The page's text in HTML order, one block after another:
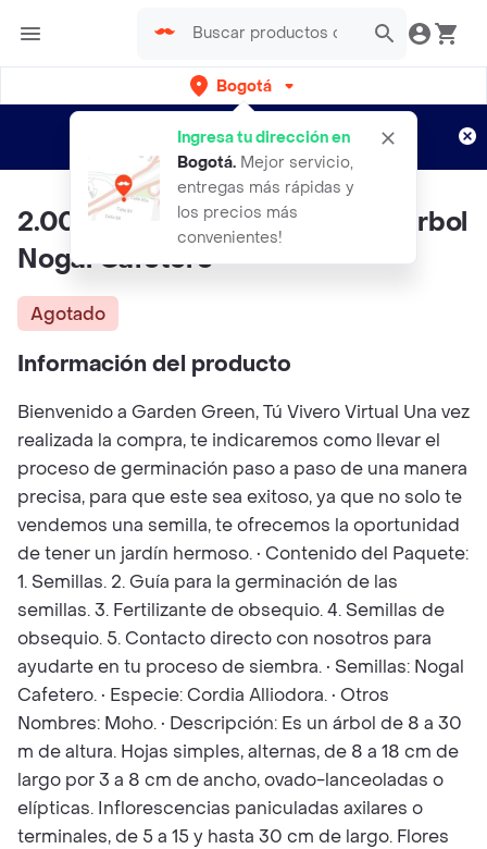
Bogotá
Ingresa tu dirección en
Bogotá. Mejor servicio,
entregas más rápidas y
los precios más
convenientes!
envíos gratis por semanas
Aplican TyC
2.000 Semillas Orgánicas De Árbol
Nogal Cafetero
Agotado
Información del producto
Bienvenido a Garden Green, Tú Vivero Virtual Una vez
realizada la compra, te indicaremos como llevar el
proceso de germinación paso a paso de una manera
precisa, para que este sea exitoso, ya que no solo te
vendemos una semilla, te ofrecemos la oportunidad
de tener un jardín hermoso. • Contenido del Paquete:
1. Semillas. 2. Guía para la germinación de las
semillas. 3. Fertilizante de obsequio. 4. Semillas de
obsequio. 5. Contacto directo con nosotros para
ayudarte en tu proceso de siembra. • Semillas: Nogal
Cafetero. • Especie: Cordia Alliodora. • Otros
Nombres: Moho. • Descripción: Es un árbol de 8 a 30
m de altura. Hojas simples, alternas, de 8 a 18 cm de
largo por 3 a 8 cm de ancho, ovado-lanceoladas o
elípticas. Inflorescencias paniculadas axilares o
terminales, de 5 a 15 y hasta 30 cm de largo. Flores